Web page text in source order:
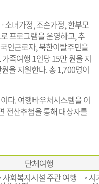
소녀가정, 조손가정, 한부모
프로그램을 운영하고, 추
인근로자, 북한이탈주민을
족여행 1인당 15만 원을 지
을 지원한다. 총 1,700명이
다. 여행바우처시스템을 이
전산추첨을 통해 대상자를
단체여행
사회복지시설 주관 여행 ◦